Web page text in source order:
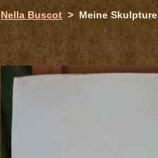
Nella Buscot > Meine